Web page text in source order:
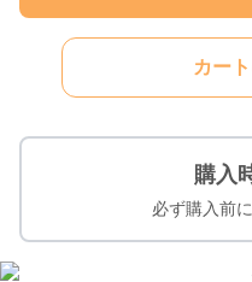
カー
購入
必ず購入前